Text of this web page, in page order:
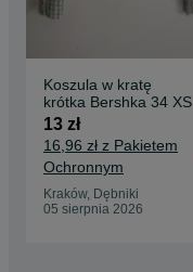
Koszula w kratę
krótka Bershka 34 XS
13 zł
16,96 zł z Pakietem
Ochronnym
Kraków, Dębniki
05 sierpnia 2026